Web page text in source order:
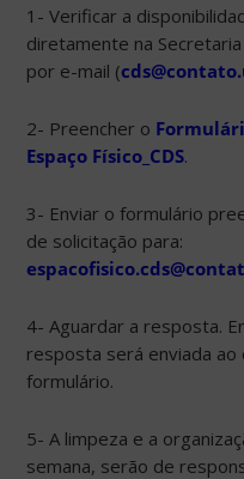
1- Verificar a
diretamente na
por e-mail (
2- Preencher o
Espaço Físico_CDS.
3- Enviar o formulário
de solicitação para:
4- Aguardar a resposta.
resposta será enviada ao
formulário.
5- A limpeza e a
semana, serão de